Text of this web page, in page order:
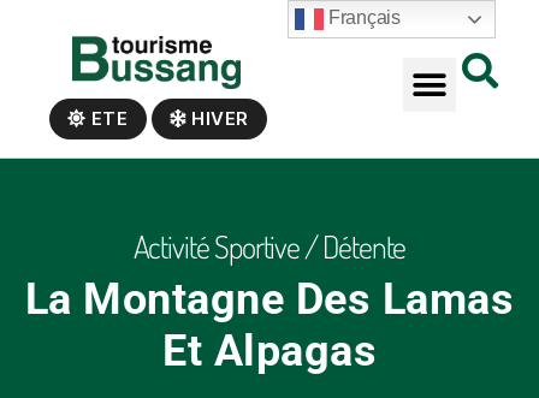
ETE HIVER
Activité Sportive / Détente
La Montagne Des Lamas
Et Alpagas
Français
Panneau de gestion des cookies